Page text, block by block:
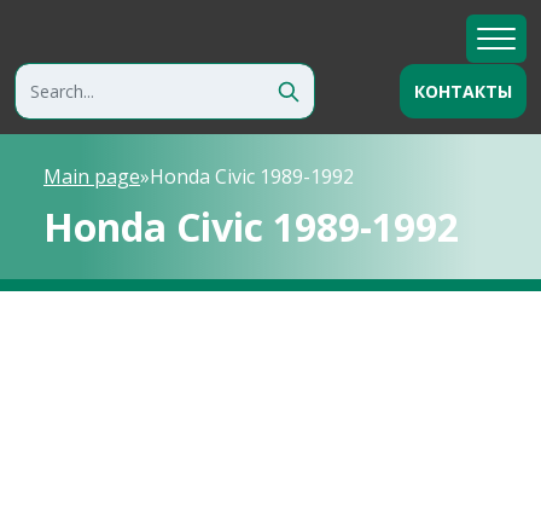
КОНТАКТЫ
Main page»Honda Civic 1989-1992
Honda Civic 1989-1992